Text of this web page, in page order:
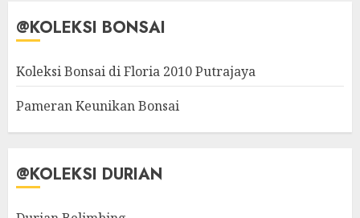
@KOLEKSI BONSAI
Koleksi Bonsai di Floria 2010 Putrajaya
Pameran Keunikan Bonsai
@KOLEKSI DURIAN